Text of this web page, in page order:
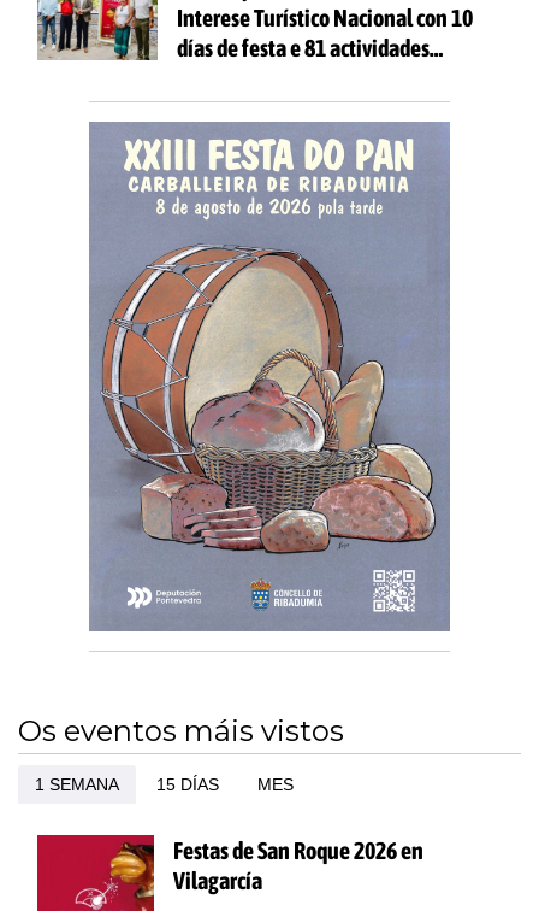
Interese Turístico Nacional con 10
días de festa e 81 actividades
Os eventos máis vistos
1 SEMANA 15 DÍAS MES
Festas de San Roque 2026 en
Vilagarcía